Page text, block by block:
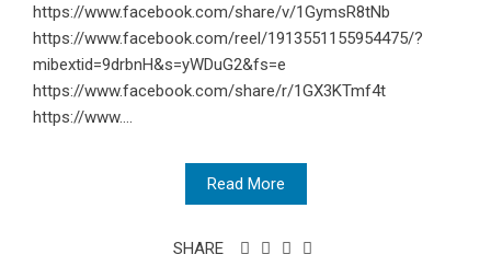
https://www.facebook.com/share/v/1GymsR8tNb
https://www.facebook.com/reel/1913551155954475/?
mibextid=9drbnH&s=yWDuG2&fs=e
https://www.facebook.com/share/r/1GX3KTmf4t
https://www....
Read More
SHARE